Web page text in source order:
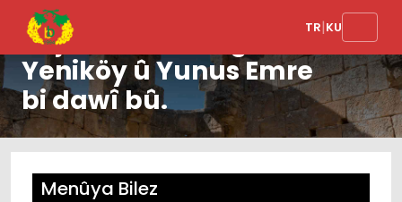
TR|KU
Hejmartina dengan li
Yeniköy û Yunus Emre
bi dawî bû.
Menûya Bilez